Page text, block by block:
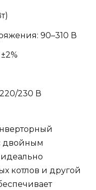
90–310 В
230 В
двойным
котлов и другой